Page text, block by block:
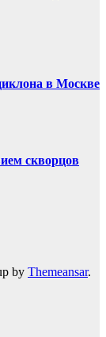
в Москве
скворцов
by Themeansar.